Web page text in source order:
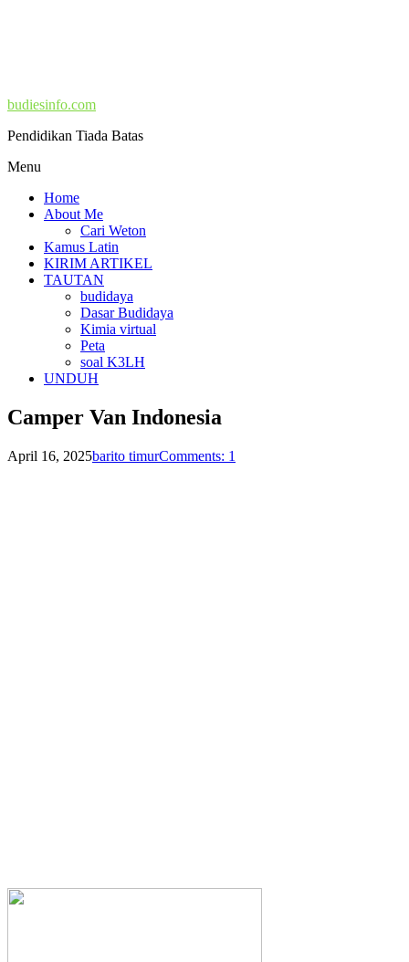
budiesinfo.com
Pendidikan Tiada Batas
Menu
Home
About Me
Cari Weton
Kamus Latin
KIRIM ARTIKEL
TAUTAN
budidaya
Dasar Budidaya
Kimia virtual
Peta
soal K3LH
UNDUH
Camper Van Indonesia
April 16, 2025barito timurComments: 1